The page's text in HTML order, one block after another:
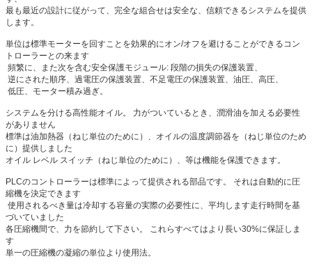
最も最近の設計に従がって、完全な組合せは安全な、信頼できるシステムを提供
します。
単位は標準モーターを回すことを効果的にオン/オフを避けることができるコン
トローラーとの来ます
頻繁に、また次を含む安全保護モジュール: 段階の損失の保護装置、
逆にされた順序、過電圧の保護装置、不足電圧の保護装置、油圧、高圧、
低圧、モーター積み過ぎ。
システムを分ける高性能オイル。 力がついているとき、潤滑油を加える必要性
がありません
標準は油加熱器（ねじ単位のために）、オイルの温度調節器を（ねじ単位のため
に）提供しました
オイル レベル スイッチ（ねじ単位のために）、等は機能を保護できます。
PLCのコントローラーは標準によって提供される部品です。 それは自動的に圧
縮機を決定できます
使用されるべき量は冷却する容量の実際の必要性に、平均します走行時間を基
づいていました
各圧縮機間で、力を節約して下さい。 これらすべてはより長い30%に保証しま
す
単一の圧縮機の凝縮の単位より使用法。